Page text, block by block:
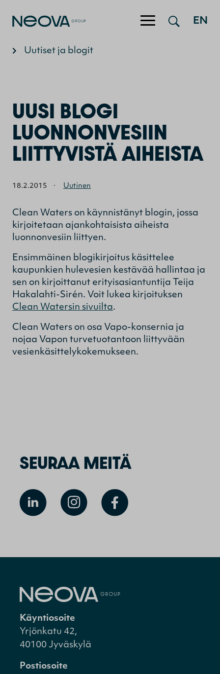
Hyppää sisältöön EN
Uutiset ja blogit
UUSI BLOGI
LUONNONVESIIN
LIITTYVISTÄ AIHEISTA
18.2.2015 · Uutinen
Clean Waters on käynnistänyt blogin, jossa
kirjoitetaan ajankohtaisista aiheista
luonnonvesiin liittyen.
Ensimmäinen blogikirjoitus käsittelee
kaupunkien hulevesien kestävää hallintaa ja
sen on kirjoittanut erityisasiantuntija Teija
Hakalahti-Sirén. Voit lukea kirjoituksen
Clean Watersin sivuilta.
Clean Waters on osa Vapo-konsernia ja
nojaa Vapon turvetuotantoon liittyvään
vesienkäsittelykokemukseen.
SEURAA MEITÄ
Käyntiosoite
Yrjönkatu 42,
40100 Jyväskylä
Postiosoite